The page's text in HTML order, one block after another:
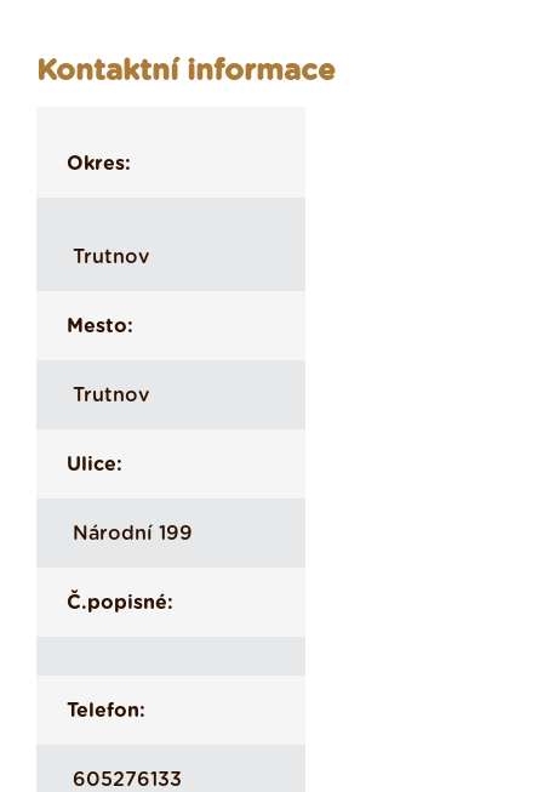
Kontaktní informace
Okres:
Trutnov
Mesto:
Trutnov
Ulice:
Národní 199
Č.popisné:
Telefon:
605276133